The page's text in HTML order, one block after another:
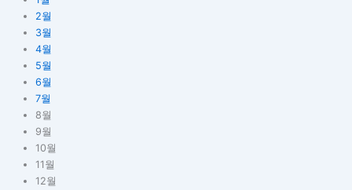
2월
3월
4월
5월
6월
7월
8월
9월
10월
11월
12월